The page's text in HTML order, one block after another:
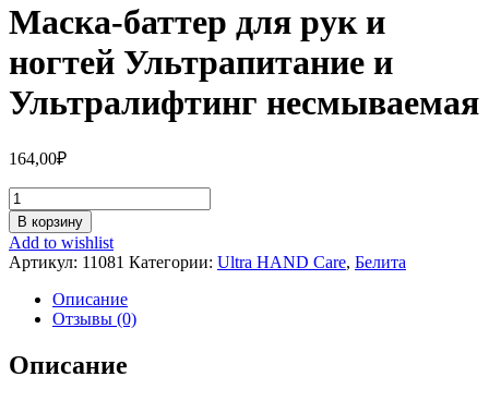
Маска-баттер для рук и
ногтей Ультрапитание и
Ультралифтинг несмываемая
164,00₽
Количество
Маска-
баттер
для
рук
ногтей
Ультрапитание
и
Ультралифтинг
В корзину
Add to wishlist
Артикул: 11081 Категории: Ultra HAND Care, Белита
Описание
Отзывы (0)
Описание